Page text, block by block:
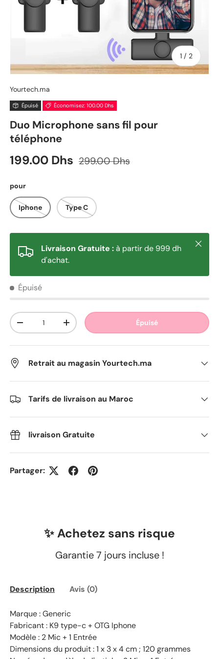
1 / de
2
Yourtech.ma
Épuisé Économisez: 100.00 Dhs
Duo Microphone sans fil pour
téléphone
Prix soldé
199.00 Dhs Prix habituel
299.00 Dhs
pour
Iphone Type C
Livraison Gratuite :à partir de 999 dh
d'achat.
Fermer
Épuisé
Qté
Diminuer la quantitéAugmenter la quantitéÉpuisé
Retrait au magasin Yourtech.ma
Tarifs de livraison au Maroc
livraison Gratuite
Partager:
✨ Achetez sans risque
Garantie 7 jours incluse !
Description Avis (0)
Marque : Generic
Fabricant : K9 type-c + OTG Iphone
Modèle : 2 Mic + 1 Entrée
Dimensions du produit : 1 x 3 x 4 cm ; 120 grammes